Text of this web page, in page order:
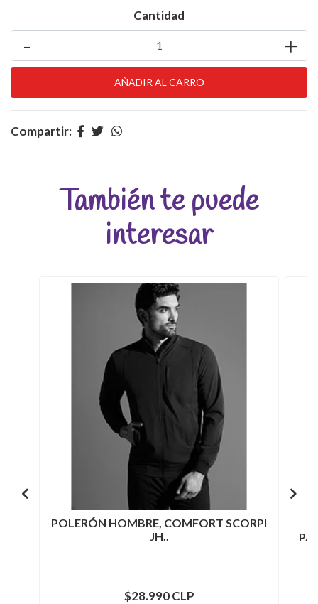
Cantidad
+
-
Compartir:
También te puede
interesar
POLERÓN HOMBRE, COMFORT SCORPI
JH..
$28.990 CLP